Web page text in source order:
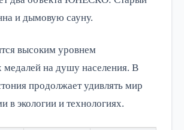
и дымовую сауну.
высоким уровнем
медалей на душу населения. В
продолжает удивлять мир
в экологии и технологиях.